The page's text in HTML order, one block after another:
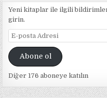
Yeni kitaplar ile ilgili
girin.
E-
posta
AdresiAbone ol
Diğer 176 aboneye katılın